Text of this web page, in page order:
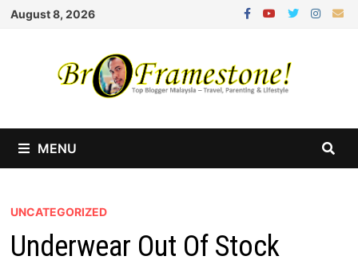
Skip
August 8, 2026
MENU
UNCATEGORIZED
Underwear Out Of Stock